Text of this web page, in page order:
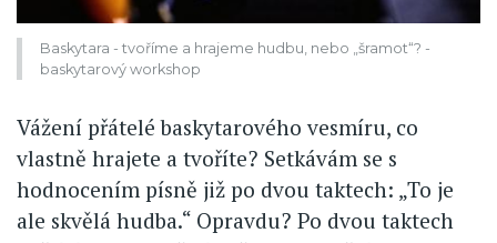
Baskytara - tvoříme a hrajeme hudbu, nebo „šramot“? -
baskytarový workshop
Vážení přátelé baskytarového vesmíru, co
vlastně hrajete a tvoříte? Setkávám se s
hodnocením písně již po dvou taktech: „To je
ale skvělá hudba.“ Opravdu? Po dvou taktech